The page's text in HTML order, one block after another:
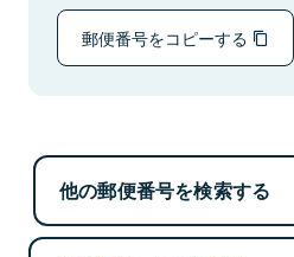
郵便番号をコピーする
他の郵便番号を検索する